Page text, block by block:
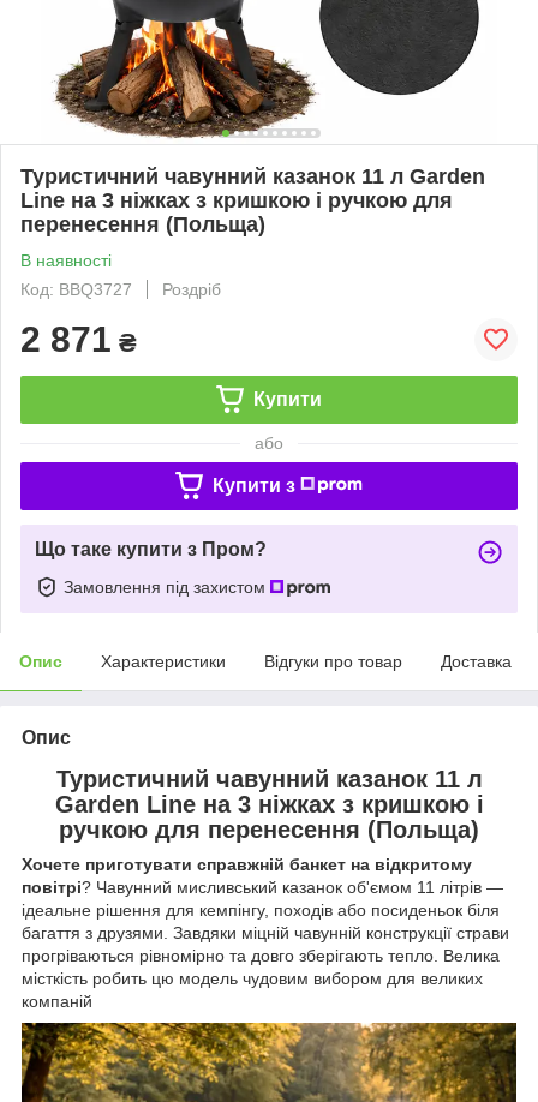
Туристичний чавунний казанок 11 л Garden
Line на 3 ніжках з кришкою і ручкою для
перенесення (Польща)
В наявності
Код: BBQ3727
Роздріб
2 871 ₴
Купити
або
Купити з
Що таке купити з Пром?
Замовлення під захистом
Опис Характеристики Відгуки про товар Доставка
Опис
Туристичний чавунний казанок 11 л
Garden Line на 3 ніжках з кришкою і
ручкою для перенесення (Польща)
Хочете приготувати справжній банкет на відкритому
повітрі? Чавунний мисливський казанок об'ємом 11 літрів —
ідеальне рішення для кемпінгу, походів або посиденьок біля
багаття з друзями. Завдяки міцній чавунній конструкції страви
прогріваються рівномірно та довго зберігають тепло. Велика
місткість робить цю модель чудовим вибором для великих
компаній